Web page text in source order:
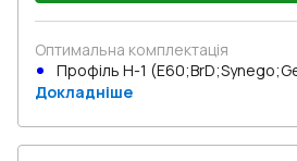
Оптимальна комплектація
Профіль Н-1
Докладніше